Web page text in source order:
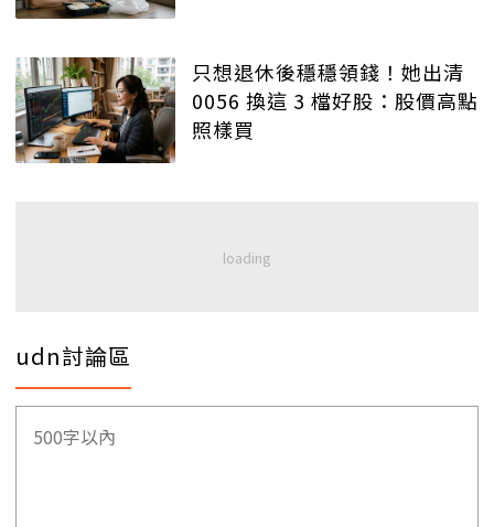
只想退休後穩穩領錢！她出清
0056 換這 3 檔好股：股價高點
照樣買
udn討論區